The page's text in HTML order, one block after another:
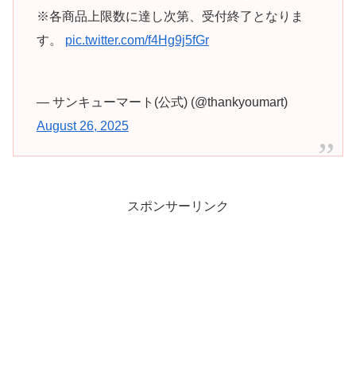
※各商品上限数に達し次第、受付終了となりま
す。 pic.twitter.com/f4Hg9j5fGr
— サンキューマート(公式) (@thankyoumart)
August 26, 2025
スポンサーリンク